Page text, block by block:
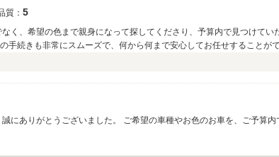
質： 5
く、希望の色まで親身になって探してくださり、予算内で見つけて
手続きも非常にスムーズで、何から何まで安心してお任せすることが